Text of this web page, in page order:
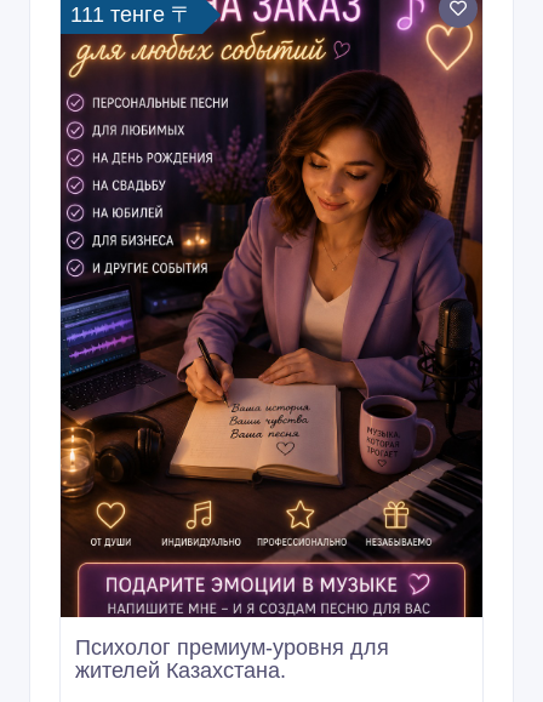
111 тенге 〒
Психолог премиум-уровня для
жителей Казахстана.